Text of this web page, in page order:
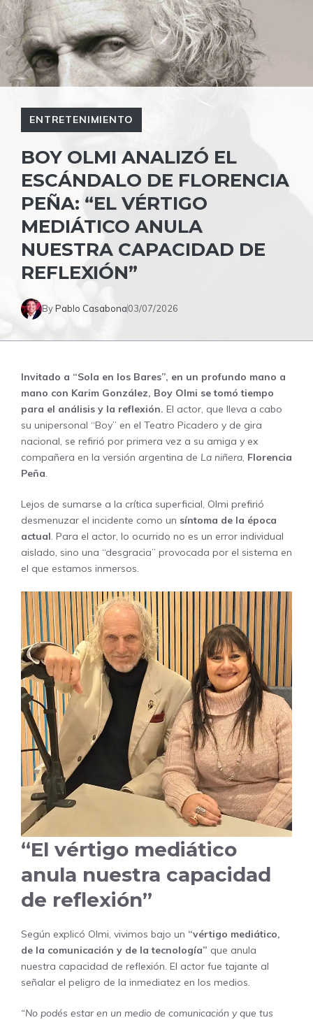
ENTRETENIMIENTO
BOY OLMI ANALIZÓ EL
ESCÁNDALO DE FLORENCIA
PEÑA: “EL VÉRTIGO
MEDIÁTICO ANULA
NUESTRA CAPACIDAD DE
REFLEXIÓN”
ByPablo Casabona03/07/2026
Invitado a “Sola en los Bares”, en un profundo mano a
mano con Karim González, Boy Olmi se tomó tiempo
para el análisis y la reflexión. El actor, que lleva a cabo
su unipersonal “Boy” en el Teatro Picadero y de gira
nacional, se refirió por primera vez a su amiga y ex
compañera en la versión argentina de La niñera, Florencia
Peña.
Lejos de sumarse a la crítica superficial, Olmi prefirió
desmenuzar el incidente como un síntoma de la época
actual. Para el actor, lo ocurrido no es un error individual
aislado, sino una “desgracia” provocada por el sistema en
el que estamos inmersos.
“El vértigo mediático
anula nuestra capacidad
de reflexión”
Según explicó Olmi, vivimos bajo un “vértigo mediático,
de la comunicación y de la tecnología” que anula
nuestra capacidad de reflexión. El actor fue tajante al
señalar el peligro de la inmediatez en los medios.
“No podés estar en un medio de comunicación y que tus